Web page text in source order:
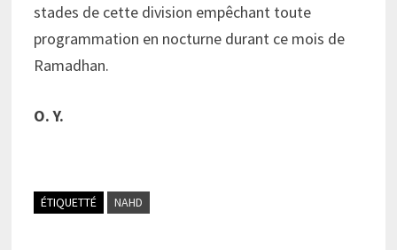
stades de cette division empêchant toute
programmation en nocturne durant ce mois de
Ramadhan.
O. Y.
ÉTIQUETTÉ NAHD